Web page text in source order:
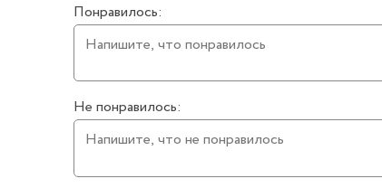
Понравилось:
Не понравилось: